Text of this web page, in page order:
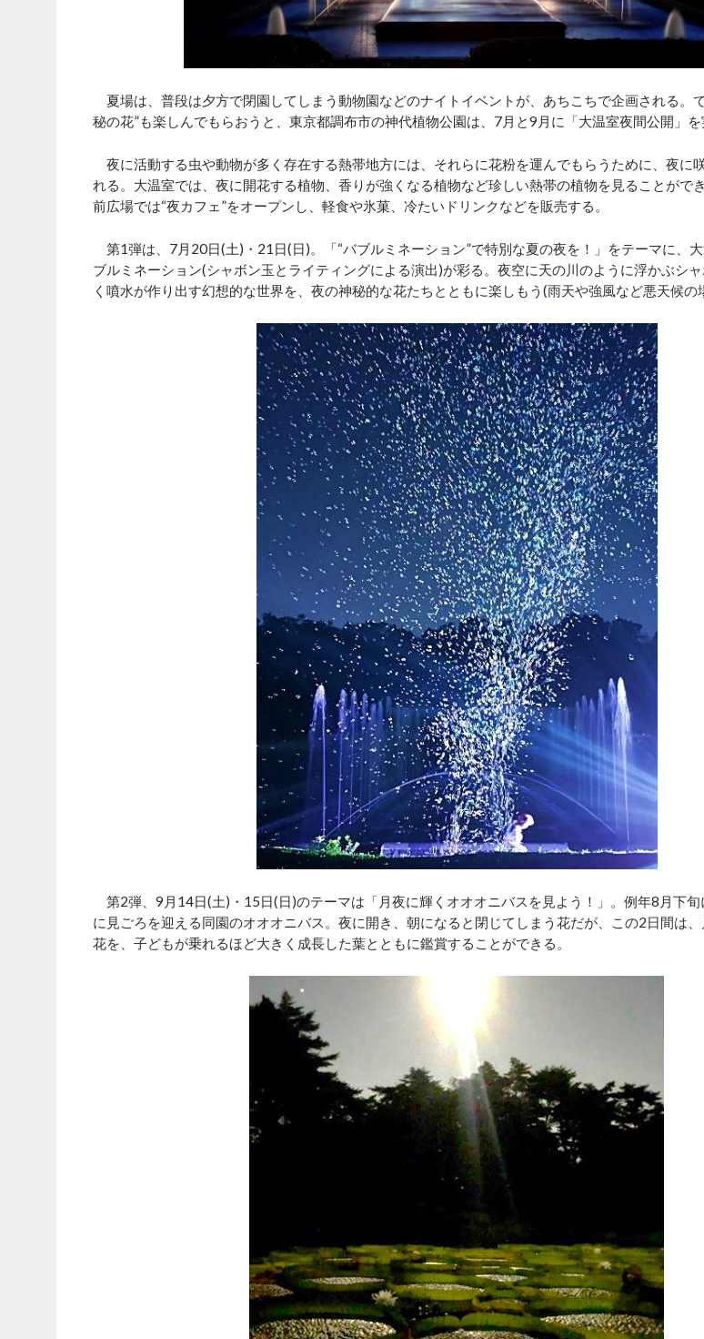
夏場は、普段は夕方で閉園してしまう動物園などのナイトイベントが、あちこちで企画される。
秘の花”も楽しんでもらおうと、東京都調布市の神代植物公園は、7月と9月に「大温室夜間公開」を
夜に活動する虫や動物が多く存在する熱帯地方には、それらに花粉を運んでもらうために、夜に
れる。大温室では、夜に開花する植物、香りが強くなる植物など珍しい熱帯の植物を見ることがで
前広場では“夜カフェ”をオープンし、軽食や氷菓、冷たいドリンクなどを販売する。
第1弾は、7月20日(土)・21日(日)。「“バブルミネーション”で特別な夏の夜を！」をテーマに、
ブルミネーション(シャボン玉とライティングによる演出)が彩る。夜空に天の川のように浮かぶシ
く噴水が作り出す幻想的な世界を、夜の神秘的な花たちとともに楽しもう(雨天や強風など悪天候の
第2弾、9月14日(土)・15日(日)のテーマは「月夜に輝くオオオニバスを見よう！」。例年8月下旬
に見ごろを迎える同園のオオオニバス。夜に開き、朝になると閉じてしまう花だが、この2日間は
花を、子どもが乗れるほど大きく成長した葉とともに鑑賞することができる。